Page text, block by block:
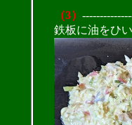
（3）
鉄板に油をひ